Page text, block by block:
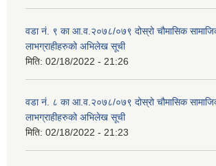
वडा नं. ९ का आ.व.२०७८/०७९ दोस्रो चौमासिक सामाजिक
लाभग्राहीहरुको अभिलेख सूची
मिति: 02/18/2022 - 21:26
वडा नं. ८ का आ.व.२०७८/०७९ दोस्रो चौमासिक सामाजिक
लाभग्राहीहरुको अभिलेख सूची
मिति: 02/18/2022 - 21:23